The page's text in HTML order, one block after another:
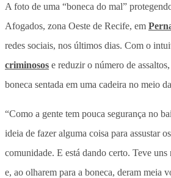
A foto de uma “boneca do mal”
Afogados, zona Oeste de Recife, em
redes sociais, nos últimos dias. Com o
criminosos e reduzir o número de
boneca sentada em uma cadeira no meio
“Como a gente tem pouca segurança no
ideia de fazer alguma coisa para assustar
comunidade. E está dando certo. Teve uns
e, ao olharem para a boneca, deram meia